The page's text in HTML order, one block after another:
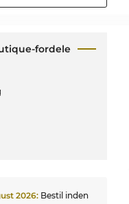
fordele
2026: Bestil inden